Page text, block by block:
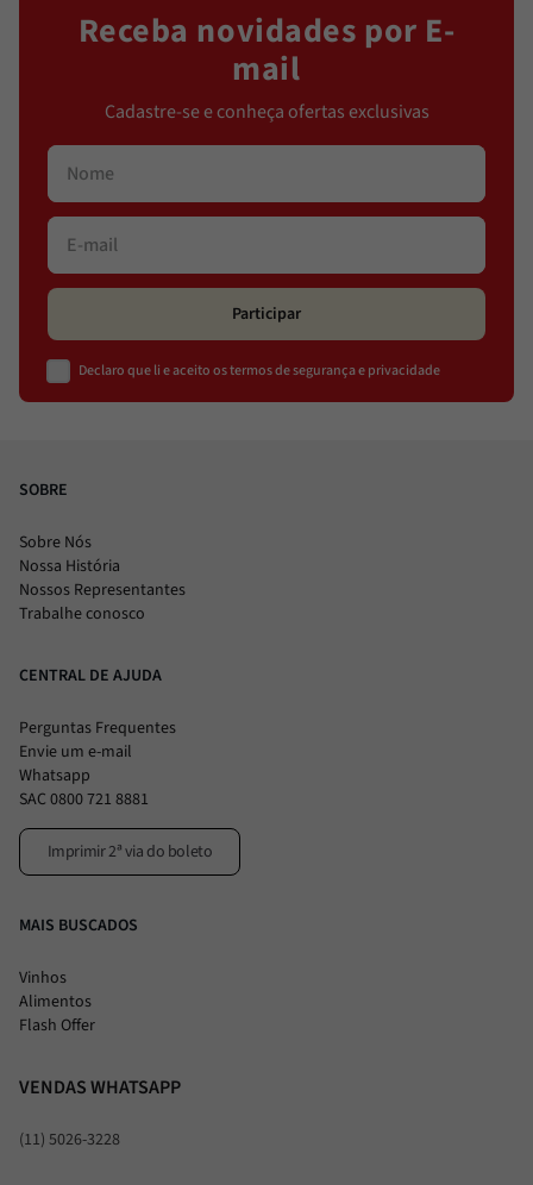
Receba novidades por E-
mail
Cadastre-se e conheça ofertas exclusivas
Participar
Declaro que li e aceito os termos de segurança e privacidade
SOBRE
Sobre Nós
Nossa História
Nossos Representantes
Trabalhe conosco
CENTRAL DE AJUDA
Perguntas Frequentes
Envie um e-mail
Whatsapp
SAC 0800 721 8881
Imprimir 2ª via do boleto
MAIS BUSCADOS
Vinhos
Alimentos
Flash Offer
VENDAS WHATSAPP
(11) 5026-3228